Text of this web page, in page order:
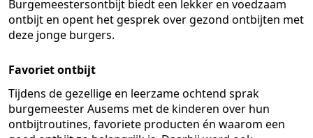
Burgemeestersontbijt biedt een lekker en voedzaam
ontbijt en opent het gesprek over gezond ontbijten met
deze jonge burgers.
Favoriet ontbijt
Tijdens de gezellige en leerzame ochtend sprak
burgemeester Ausems met de kinderen over hun
ontbijtroutines, favoriete producten én waarom een